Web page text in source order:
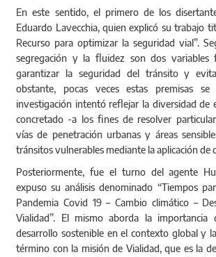
En este sentido, el primero de los
Eduardo Lavecchia, quien explicó su trabajo
Recurso para optimizar la seguridad vial”.
segregación y la fluidez son dos variables
garantizar la seguridad del tránsito y
obstante, pocas veces estas premisas se
investigación intentó reflejar la diversidad de
concretado -a los fines de resolver
vías de penetración urbanas y áreas
tránsitos vulnerables mediante la aplicación de
Posteriormente, fue el turno del agente
expuso su análisis denominado “Tiempos
Pandemia Covid 19 – Cambio climático –
Vialidad”. El mismo aborda la importancia
desarrollo sostenible en el contexto global y
término con la misión de Vialidad, que es la